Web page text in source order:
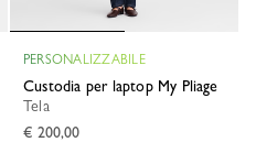
PERSONALIZZABILE
Custodia per laptop My Pliage
Tela
€ 200,00